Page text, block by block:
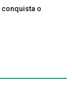
conquista o